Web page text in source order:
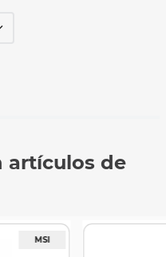
artículos de